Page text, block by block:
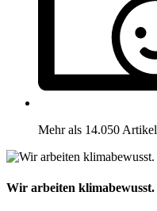
Mehr als 14.050 Artikel
Wir arbeiten klimabewusst.